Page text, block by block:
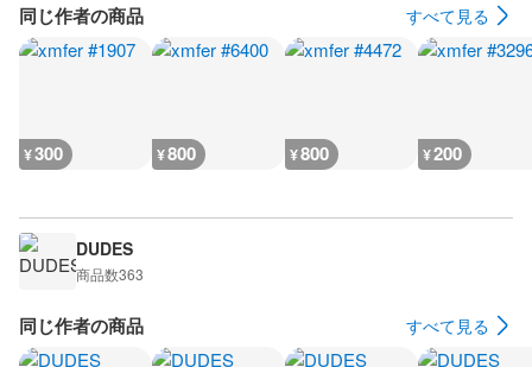
同じ作者の商品 すべて見る
¥300 ¥800 ¥800 ¥200
DUDES
商品数363
同じ作者の商品 すべて見る